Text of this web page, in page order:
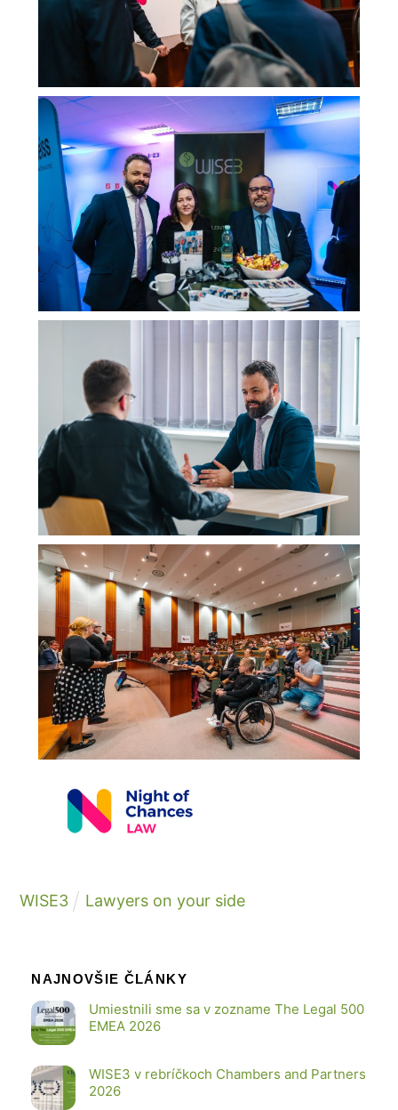
WISE3 Lawyers on your side
NAJNOVŠIE ČLÁNKY
Umiestnili sme sa v zozname The Legal 500
EMEA 2026
WISE3 v rebríčkoch Chambers and Partners
2026